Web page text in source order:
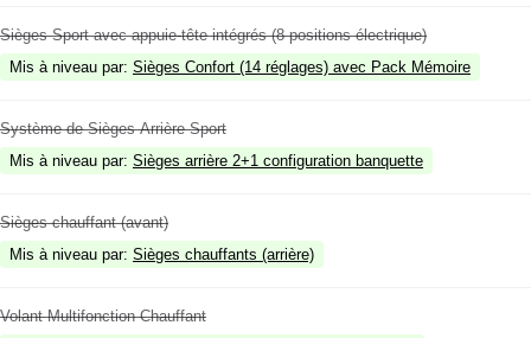
Sièges Sport avec appuie-tête intégrés (8 positions électrique)
Mis à niveau par: Sièges Confort (14 réglages) avec Pack Mémoire
Système de Sièges Arrière Sport
Mis à niveau par: Sièges arrière 2+1 configuration banquette
Sièges chauffant (avant)
Mis à niveau par: Sièges chauffants (arrière)
Volant Multifonction Chauffant